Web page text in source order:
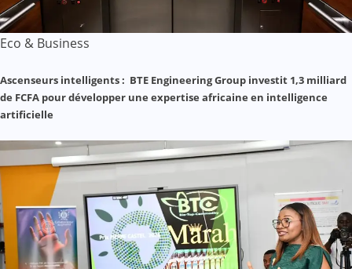
Eco & Business
Ascenseurs intelligents : BTE Engineering Group investit 1,3 milliard
de FCFA pour développer une expertise africaine en intelligence
artificielle